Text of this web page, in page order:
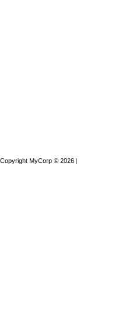
Copyright MyCorp © 2026 |